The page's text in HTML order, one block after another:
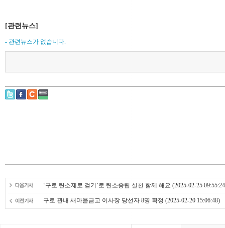
[관련뉴스]
- 관련뉴스가 없습니다.
‘구로 탄소제로 걷기’로 탄소중립 실천 함께 해요 (2025-02-25
구로 관내 새마을금고 이사장 당선자 8명 확정 (2025-02-20 15:06:48)